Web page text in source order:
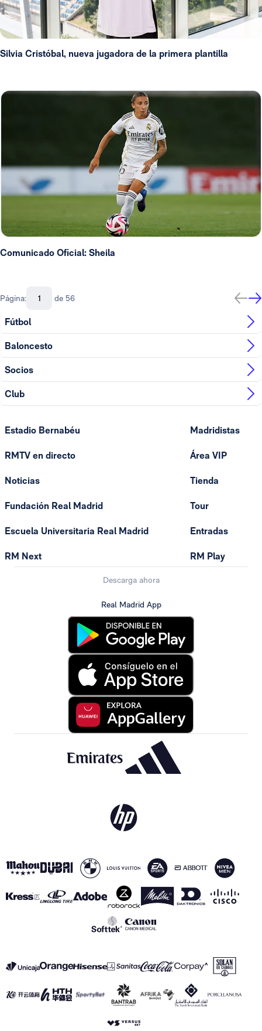
Silvia Cristóbal, nueva jugadora de la primera plantilla
Comunicado Oficial: Sheila
Página: de 56
Fútbol
Baloncesto
Socios
Club
Estadio Bernabéu
RMTV en directo
Noticias
Fundación Real Madrid
Escuela Universitaria Real Madrid
RM Next
Madridistas
Área VIP
Tienda
Tour
Entradas
RM Play
Descarga ahora
Real Madrid App